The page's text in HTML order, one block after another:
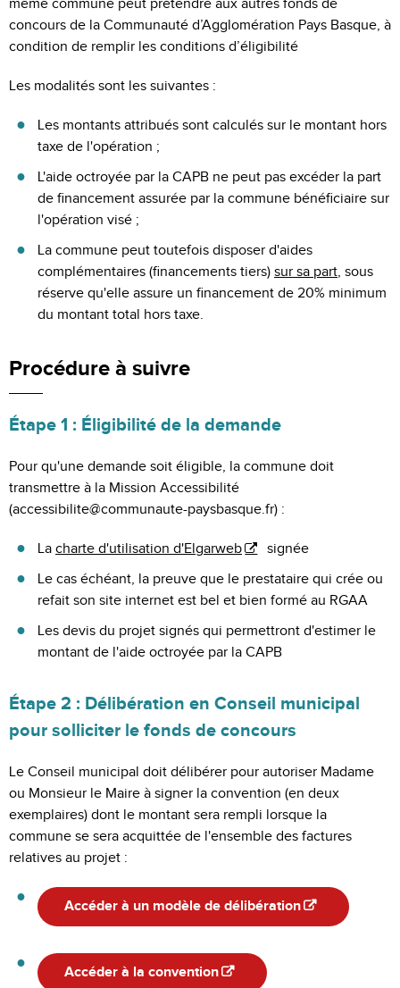
même commune peut prétendre aux autres fonds de
concours de la Communauté d’Agglomération Pays Basque, à
condition de remplir les conditions d’éligibilité
Les modalités sont les suivantes :
Les montants attribués sont calculés sur le montant hors
taxe de l'opération ;
L'aide octroyée par la CAPB ne peut pas excéder la part
de financement assurée par la commune bénéficiaire sur
l'opération visé ;
La commune peut toutefois disposer d'aides
complémentaires (financements tiers) sur sa part, sous
réserve qu'elle assure un financement de 20% minimum
du montant total hors taxe.
Procédure à suivre
Étape 1 : Éligibilité de la demande
Pour qu'une demande soit éligible, la commune doit
transmettre à la Mission Accessibilité
(accessibilite@communaute-paysbasque.fr) :
La charte d'utilisation d'Elgarweb
signée
Le cas échéant, la preuve que le prestataire qui crée ou
refait son site internet est bel et bien formé au RGAA
Les devis du projet signés qui permettront d'estimer le
montant de l'aide octroyée par la CAPB
Étape 2 : Délibération en Conseil municipal
pour solliciter le fonds de concours
Le Conseil municipal doit délibérer pour autoriser Madame
ou Monsieur le Maire à signer la convention (en deux
exemplaires) dont le montant sera rempli lorsque la
commune se sera acquittée de l'ensemble des factures
relatives au projet :
Accéder à un modèle de délibération
Accéder à la convention